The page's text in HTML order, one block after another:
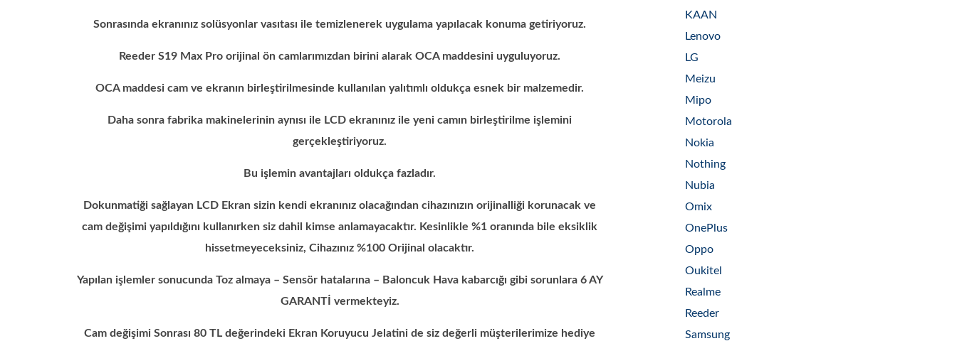
Sonrasında ekranınız solüsyonlar vasıtası ile temizlenerek uygulama yapılacak konuma getiriyoruz.
Reeder S19 Max Pro orijinal ön camlarımızdan birini alarak OCA maddesini uyguluyoruz.
OCA maddesi cam ve ekranın birleştirilmesinde kullanılan yalıtımlı oldukça esnek bir malzemedir.
Daha sonra fabrika makinelerinin aynısı ile LCD ekranınız ile yeni camın birleştirilme işlemini
gerçekleştiriyoruz.
Bu işlemin avantajları oldukça fazladır.
Dokunmatiği sağlayan LCD Ekran sizin kendi ekranınız olacağından cihazınızın orijinalliği korunacak ve
cam değişimi yapıldığını kullanırken siz dahil kimse anlamayacaktır. Kesinlikle %1 oranında bile eksiklik
hissetmeyeceksiniz, Cihazınız %100 Orijinal olacaktır.
Yapılan işlemler sonucunda Toz almaya – Sensör hatalarına – Baloncuk Hava kabarcığı gibi sorunlara 6 AY
GARANTİ vermekteyiz.
Cam değişimi Sonrası 80 TL değerindeki Ekran Koruyucu Jelatini de siz değerli müşterilerimize hediye
KAAN
Lenovo
LG
Meizu
Mipo
Motorola
Nokia
Nothing
Nubia
Omix
OnePlus
Oppo
Oukitel
Realme
Reeder
Samsung